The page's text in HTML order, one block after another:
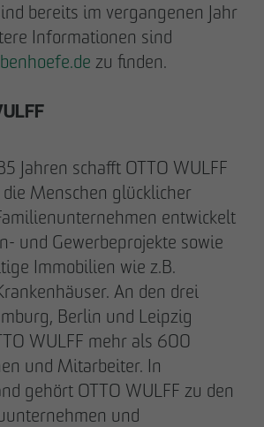
bereits im vergangenen Jahr
Informationen sind
zu finden.
Jahren schafft OTTO WULFF
die Menschen glücklicher
entwickelt
und Gewerbeprojekte sowie
Immobilien wie z.B.
An den drei
Berlin und Leipzig
WULFF mehr als 600
und Mitarbeiter. In
gehört OTTO WULFF zu den
und
Max Wedgbury
Kommunikationsreferent
Kommunikation & Marketing
+49 172 7311403
Nicol Weinzweig
Kommunikationsreferentin Intern
Kommunikation & Marketing
nweinzweig@otto-wulff.de
+49 173 1590689
Lisann Hessel-Matusek
Presse- und Öffentlichkeitsarbeit
Kommunikation & Marketing
Ihesselmatusek@ otto-wulff.de
+49 151 15990464